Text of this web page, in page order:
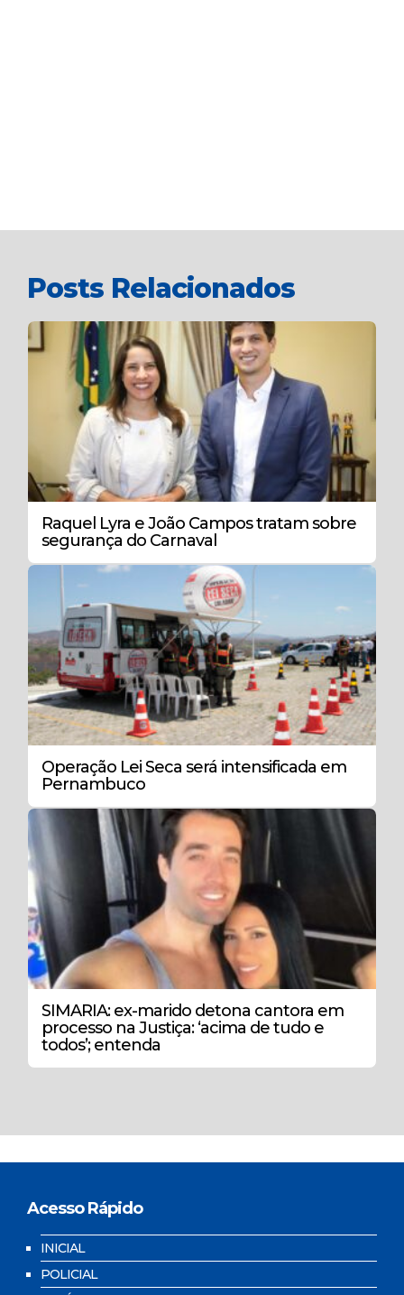
Posts Relacionados
Raquel Lyra e João Campos tratam sobre
segurança do Carnaval
Operação Lei Seca será intensificada em
Pernambuco
SIMARIA: ex-marido detona cantora em
processo na Justiça: ‘acima de tudo e
todos’; entenda
Acesso Rápido
INICIAL
POLICIAL